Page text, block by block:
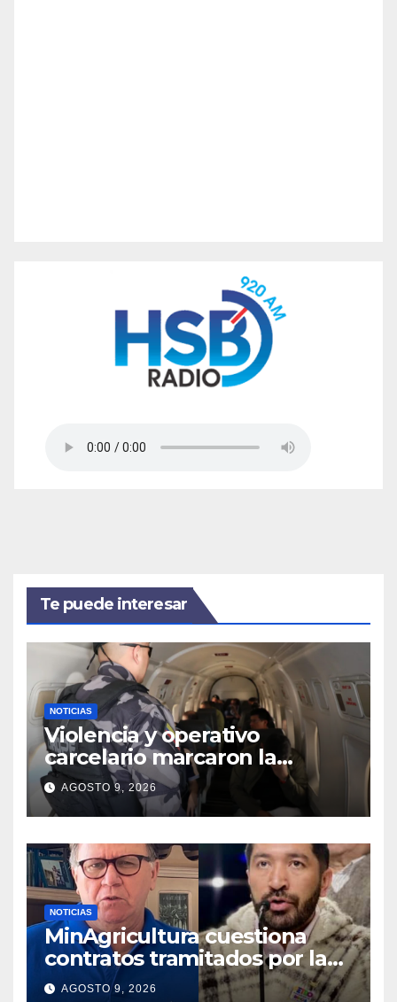
Te puede interesar
NOTICIAS
Violencia y operativo
carcelario marcaron la
primera jornada del nuevo
Gobierno
AGOSTO 9, 2026
NOTICIAS
MinAgricultura cuestiona
contratos tramitados por la
Agencia de Desarrollo Rural
AGOSTO 9, 2026